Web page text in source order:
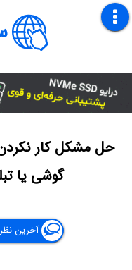
حل مشکل کار
گوشی یا
آخرین